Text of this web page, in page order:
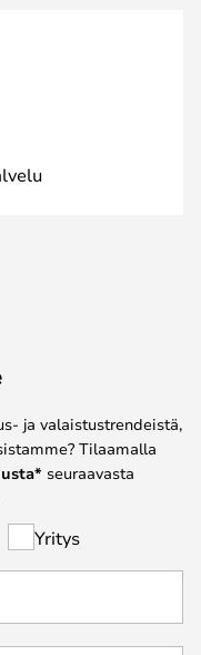
ja valaistustrendeistä,
Tilaamalla
seuraavasta
Yritys